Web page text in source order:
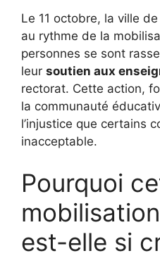
Le 11 octobre, la ville
au rythme de la
personnes se sont
leur soutien aux
rectorat. Cette action,
la communauté
l’injustice que certains
inacceptable.
Pourquoi
est-elle si